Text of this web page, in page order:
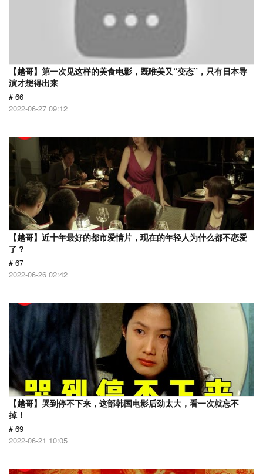
【越哥】第一次见这样的美食电影，既唯美又“变态”，只有日本导
演才想得出来
# 66
2022-06-27 09:12
【越哥】近十年最好的都市爱情片，现在的年轻人为什么都不恋爱
了？
# 67
2022-06-26 02:42
【越哥】哭到停不下来，这部韩国电影后劲太大，看一次就忘不
掉！
# 69
2022-06-21 10:05